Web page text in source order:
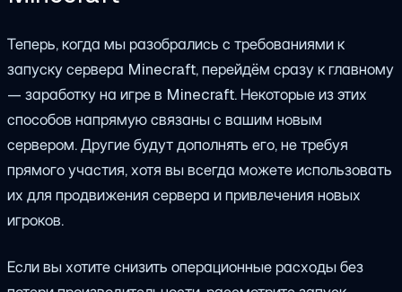
Теперь, когда мы разобрались с требованиями к
запуску сервера Minecraft, перейдём сразу к главному
— заработку на игре в Minecraft. Некоторые из этих
способов напрямую связаны с вашим новым
сервером. Другие будут дополнять его, не требуя
прямого участия, хотя вы всегда можете использовать
их для продвижения сервера и привлечения новых
игроков.
Если вы хотите снизить операционные расходы без